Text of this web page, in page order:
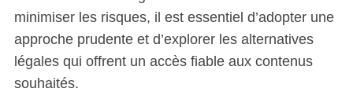
minimiser les risques, il est essentiel d’adopter une
approche prudente et d’explorer les alternatives
légales qui offrent un accès fiable aux contenus
souhaités.